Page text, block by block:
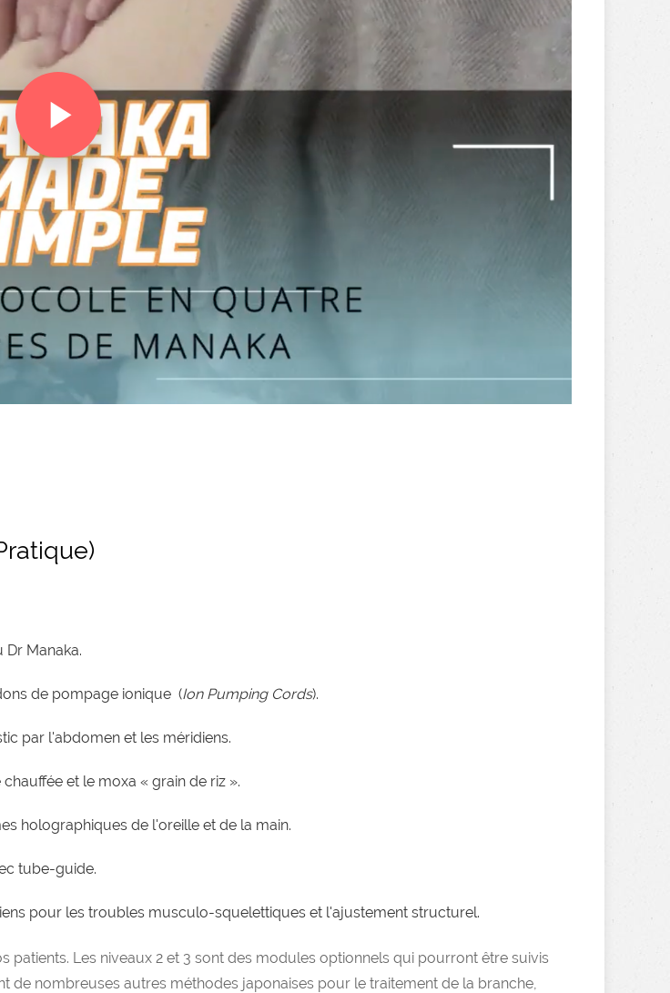
Manaka.
de pompage ionique (Ion Pumping Cords).
par l'abdomen et les méridiens.
chauffée et le moxa « grain de riz ».
holographiques de l'oreille et de la main.
tube-guide.
pour les troubles musculo-squelettiques et l'ajustement structurel.
Les niveaux 2 et 3 sont des modules optionnels qui pourront être suivis
nombreuses autres méthodes japonaises pour le traitement de la branche,